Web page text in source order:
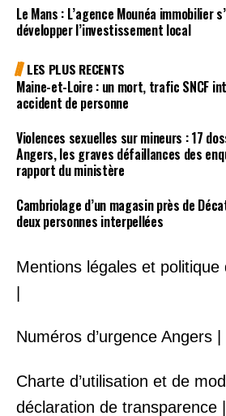
Le Mans : L’agence Mounéa immobilier
développer l’investissement local
LES PLUS RECENTS
Maine-et-Loire : un mort, trafic SNCF
accident de personne
Violences sexuelles sur mineurs : 17
Angers, les graves défaillances des
rapport du ministère
Cambriolage d’un magasin près de
deux personnes interpellées
Mentions légales et politique
|
Numéros d’urgence Angers |
Charte d’utilisation et de
déclaration de transparence |